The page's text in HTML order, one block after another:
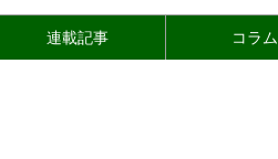
連載記事 コラム